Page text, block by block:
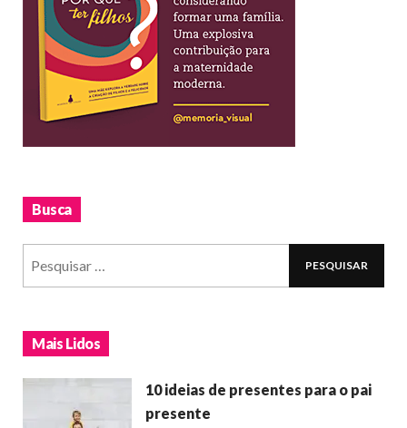
Busca
Mais Lidos
10 ideias de presentes para o pai
presente